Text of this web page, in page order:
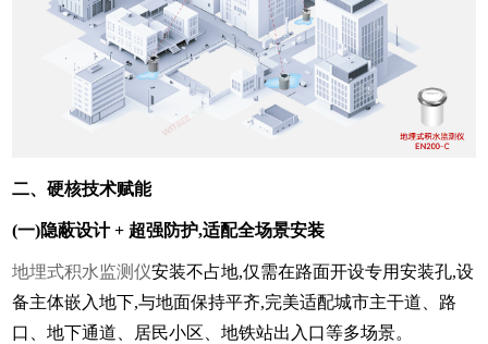
二、硬核技术赋能
(一)隐蔽设计 + 超强防护,适配全场景安装
地埋式积水监测仪安装不占地,仅需在路面开设专用安装孔,设
备主体嵌入地下,与地面保持平齐,完美适配城市主干道、路
口、地下通道、居民小区、地铁站出入口等多场景。